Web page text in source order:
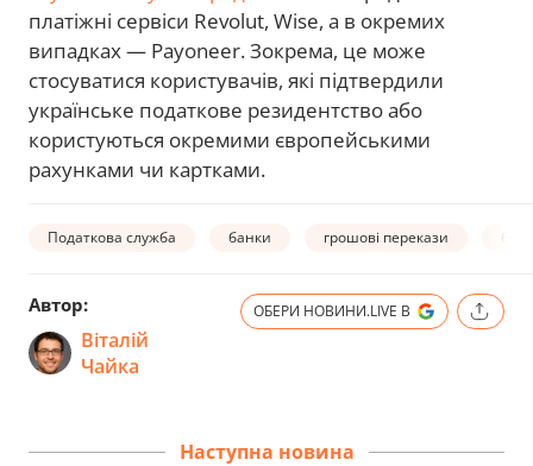
платіжні сервіси Revolut, Wise, а в окремих
випадках — Payoneer. Зокрема, це може
стосуватися користувачів, які підтвердили
українське податкове резидентство або
користуються окремими європейськими
рахунками чи картками.
Податкова служба банки грошові перекази
Автор:
Віталій
Чайка
ОБЕРИ НОВИНИ.LIVE В
Наступна новина